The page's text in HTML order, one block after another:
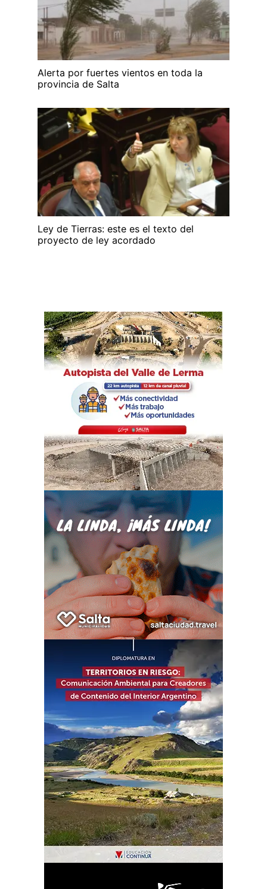
Alerta por fuertes vientos en toda la
provincia de Salta
Ley de Tierras: este es el texto del
proyecto de ley acordado